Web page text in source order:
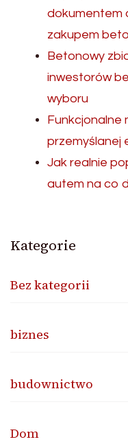
dokumentem
zakupem
Betonowy
inwestorów
wyboru
Funkcjonalne
przemyślanej
Jak realnie
autem na co
Kategorie
Bez kategorii
biznes
budownictwo
Dom